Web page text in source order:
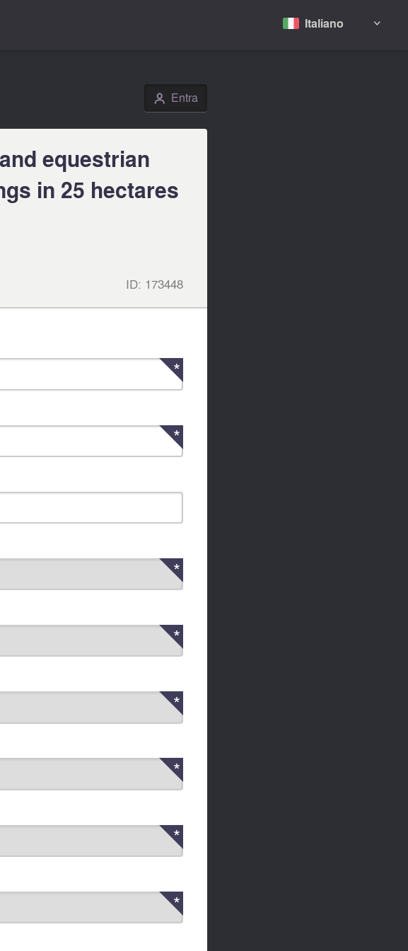
Italiano 
👤 Entra
equestrian
in 25 hectares
ID: 173448